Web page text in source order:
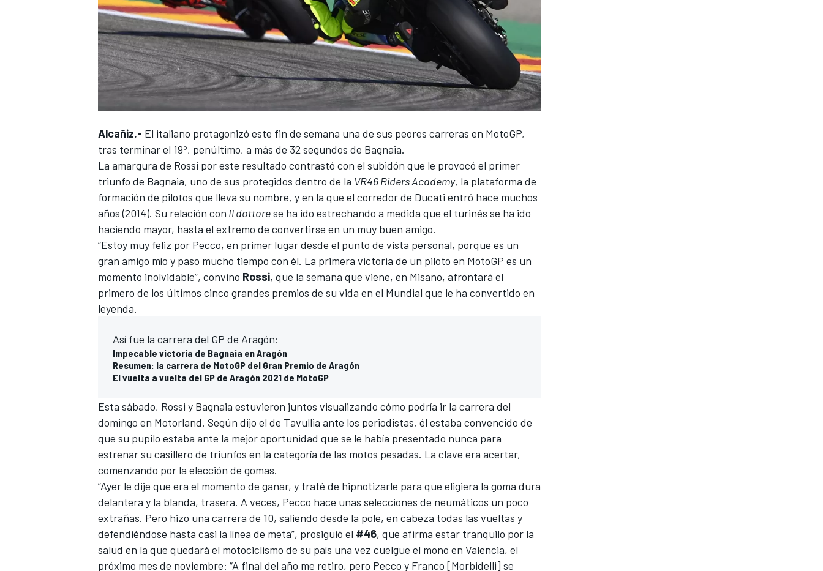
MÁS CATEGORÍAS
Alcañiz.- El italiano protagonizó este fin de semana una de sus peores carreras en MotoGP,
tras terminar el 19º, penúltimo, a más de 32 segundos de Bagnaia.
La amargura de Rossi por este resultado contrastó con el subidón que le provocó el primer
triunfo de Bagnaia, uno de sus protegidos dentro de la VR46 Riders Academy, la plataforma de
formación de pilotos que lleva su nombre, y en la que el corredor de Ducati entró hace muchos
años (2014). Su relación con Il dottorese ha ido estrechando a medida que el turinés se ha ido
haciendo mayor, hasta el extremo de convertirse en un muy buen amigo.
“Estoy muy feliz por Pecco, en primer lugar desde el punto de vista personal, porque es un
gran amigo mío y paso mucho tiempo con él. La primera victoria de un piloto en MotoGP es un
momento inolvidable”, convino Rossi, que la semana que viene, en Misano, afrontará el
primero de los últimos cinco grandes premios de su vida en el Mundial que le ha convertido en
leyenda.
Así fue la carrera del GP de Aragón:
Impecable victoria de Bagnaia en Aragón
Resumen: la carrera de MotoGP del Gran Premio de Aragón
El vuelta a vuelta del GP de Aragón 2021 de MotoGP
Esta sábado, Rossi y Bagnaia estuvieron juntos visualizando cómo podría ir la carrera del
domingo en Motorland. Según dijo el de Tavullia ante los periodistas, él estaba convencido de
que su pupilo estaba ante la mejor oportunidad que se le había presentado nunca para
estrenar su casillero de triunfos en la categoría de las motos pesadas. La clave era acertar,
comenzando por la elección de gomas.
“Ayer le dije que era el momento de ganar, y traté de hipnotizarle para que eligiera la goma dura
delantera y la blanda, trasera. A veces, Pecco hace unas selecciones de neumáticos un poco
extrañas. Pero hizo una carrera de 10, saliendo desde la pole, en cabeza todas las vueltas y
defendiéndose hasta casi la línea de meta”, prosiguió el #46, que afirma estar tranquilo por la
salud en la que quedará el motociclismo de su país una vez cuelgue el mono en Valencia, el
próximo mes de noviembre: “A final del año me retiro, pero Pecco y Franco [Morbidelli] se